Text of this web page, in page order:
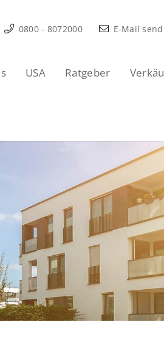
0800 - 8072000 E-Mail
USA Ratgeber